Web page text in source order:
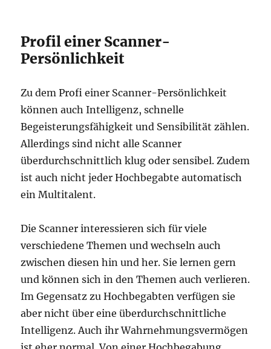
Profil einer Scanner-
Persönlichkeit
Zu dem Profi einer Scanner-Persönlichkeit
können auch Intelligenz, schnelle
Begeisterungsfähigkeit und Sensibilität zählen.
Allerdings sind nicht alle Scanner
überdurchschnittlich klug oder sensibel. Zudem
ist auch nicht jeder Hochbegabte automatisch
ein Multitalent.
Die Scanner interessieren sich für viele
verschiedene Themen und wechseln auch
zwischen diesen hin und her. Sie lernen gern
und können sich in den Themen auch verlieren.
Im Gegensatz zu Hochbegabten verfügen sie
aber nicht über eine überdurchschnittliche
Intelligenz. Auch ihr Wahrnehmungsvermögen